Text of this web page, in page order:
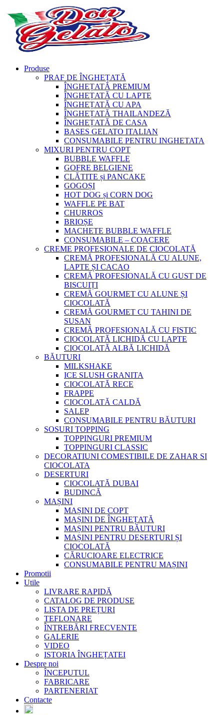
Produse
PRAF DE ÎNGHEȚATĂ
ÎNGHEȚATĂ PREMIUM
ÎNGHEȚATĂ CU LAPTE
ÎNGHEȚATĂ CU APA
ÎNGHEȚATĂ THAILANDEZĂ
ÎNGHEȚATĂ DE CASA
BASES GELATO ITALIAN
CONSUMABILE PENTRU INGHETATA
MIXURI PENTRU COPT
BUBBLE WAFFLE
GOFRE BELGIENE
CLĂTITE și PANCAKE
GOGOȘI
HOT DOG și CORN DOG
WAFFLE PE BAT
CHURROS
BRIOȘE
MACHETE BUBBLE WAFFLE
CONSUMABILE – COACERE
CREME PROFESIONALE DE CIOCOLATĂ
CREMĂ PROFESIONALĂ CU ALUNE,
LAPTE ȘI CACAO
CREMĂ PROFESIONALĂ CU GUST DE
BISCUIȚI
CREMĂ GOURMET CU ALUNE ȘI
CIOCOLATĂ
CREMĂ GOURMET CU TAHINI DE
SUSAN
CREMĂ PROFESIONALĂ CU FISTIC
CIOCOLATĂ LICHIDĂ CU LAPTE
CIOCOLATĂ ALBĂ LICHIDĂ
BĂUTURI
MILKSHAKE
ICE SLUSH GRANITA
CIOCOLATĂ RECE
FRAPPE
CIOCOLATĂ CALDĂ
SALEP
CONSUMABILE PENTRU BĂUTURI
SOSURI TOPPING
TOPPINGURI PREMIUM
TOPPINGURI CLASSIC
DECORATIUNI COMESTIBILE DE ZAHAR SI
CIOCOLATA
DESERTURI
CIOCOLATĂ DUBAI
BUDINCĂ
MAȘINI
MAȘINI DE COPT
MAȘINI DE ÎNGHEȚATĂ
MAȘINI PENTRU BĂUTURI
MAȘINI PENTRU DESERTURI ȘI
CIOCOLATĂ
CĂRUCIOARE ELECTRICE
CONSUMABILE PENTRU MAȘINI
Promotii
Utile
LIVRARE RAPIDĂ
CATALOG DE PRODUSE
LISTA DE PREȚURI
TEFLONARE
ÎNTREBĂRI FRECVENTE
GALERIE
VIDEO
ISTORIA ÎNGHEȚATEI
Despre noi
ÎNCEPUTUL
FABRICARE
PARTENERIAT
Contacte